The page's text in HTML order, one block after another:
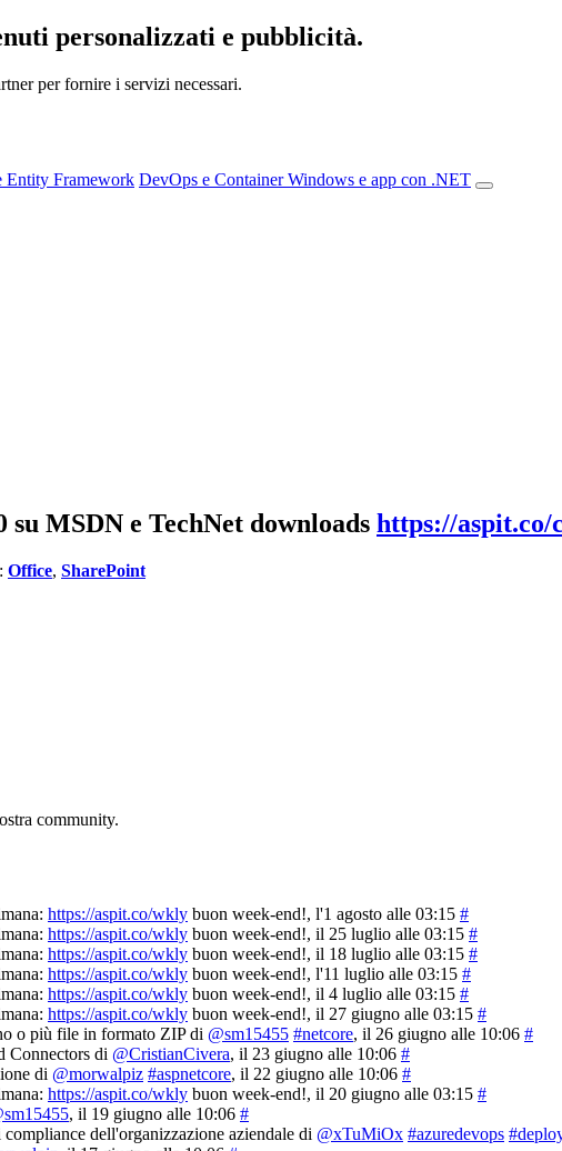
personalizzati e pubblicità.
per fornire i servizi necessari.
Entity Framework DevOps e ContainerWindows e app con .NET
su MSDN e TechNet downloads https://aspit.co/
: Office, SharePoint
community.
https://aspit.co/wkly buon week-end!, l'1 agosto alle 03:15 #
https://aspit.co/wkly buon week-end!, il 25 luglio alle 03:15 #
https://aspit.co/wkly buon week-end!, il 18 luglio alle 03:15 #
https://aspit.co/wkly buon week-end!, l'11 luglio alle 03:15 #
https://aspit.co/wkly buon week-end!, il 4 luglio alle 03:15 #
https://aspit.co/wkly buon week-end!, il 27 giugno alle 03:15 #
o più file in formato ZIP di @sm15455 #netcore, il 26 giugno alle 10:06 #
Connectors di @CristianCivera, il 23 giugno alle 10:06 #
di @morwalpiz #aspnetcore, il 22 giugno alle 10:06 #
https://aspit.co/wkly buon week-end!, il 20 giugno alle 03:15 #
, il 19 giugno alle 10:06 #
dell'organizzazione aziendale di @xTuMiOx #azuredevops